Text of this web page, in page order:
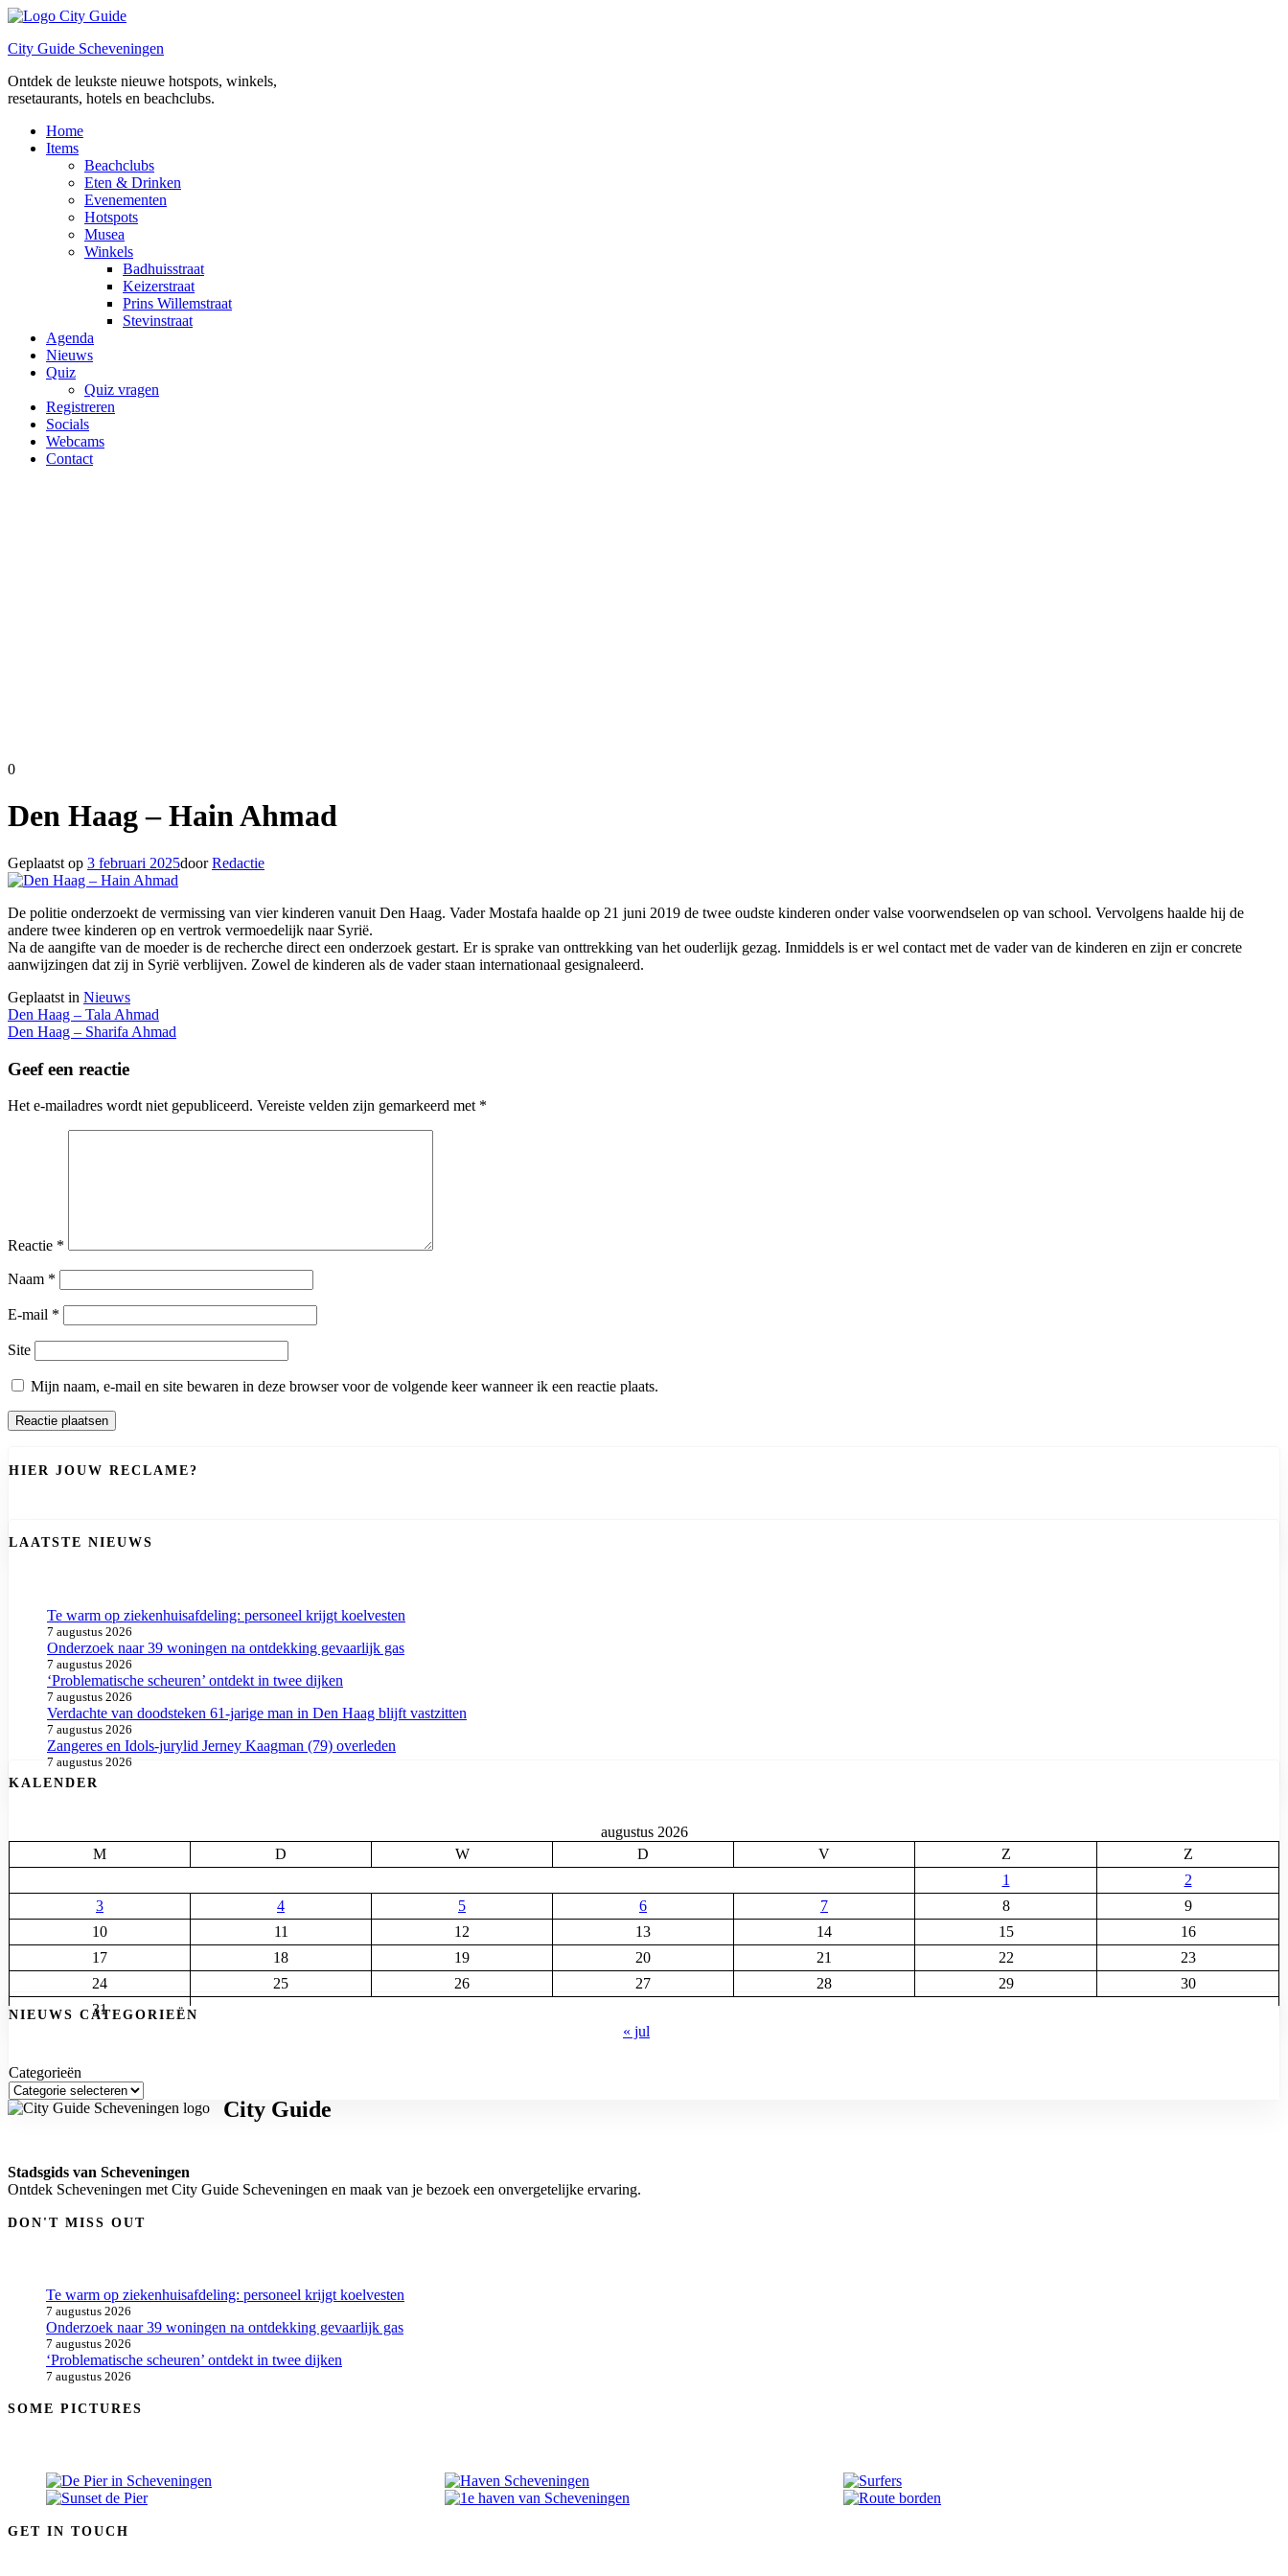
Ga
de
City Guide Scheveningen
Ontdek de leukste nieuwe hotspots, winkels,
resetaurants, hotels en beachclubs.
Home
Items
Beachclubs
Eten & Drinken
Evenementen
Hotspots
Musea
Winkels
Badhuisstraat
Keizerstraat
Prins Willemstraat
Stevinstraat
Agenda
Nieuws
Quiz
Quiz vragen
Registreren
Socials
Webcams
Contact
0
Den Haag – Hain Ahmad
Geplaatst op 3 februari 2025door Redactie
De politie onderzoekt de vermissing van vier kinderen vanuit Den Haag. Vader Mostafa haalde op 21 juni 2019 de twee oudste kinderen onder valse voorwendselen op van school. Vervolgens haalde hij de
andere twee kinderen op en vertrok vermoedelijk naar Syrië.
Na de aangifte van de moeder is de recherche direct een onderzoek gestart. Er is sprake van onttrekking van het ouderlijk gezag. Inmiddels is er wel contact met de vader van de kinderen en zijn er concrete
aanwijzingen dat zij in Syrië verblijven. Zowel de kinderen als de vader staan internationaal gesignaleerd.
Geplaatst in Nieuws
Berichtnavigatie
Den Haag – Tala Ahmad
Den Haag – Sharifa Ahmad
Geef een reactie
Het e-mailadres wordt niet gepubliceerd. Vereiste velden zijn gemarkeerd met *
Reactie *
Naam *
E-mail *
Site
Mijn naam, e-mail en site bewaren in deze browser voor de volgende keer wanneer ik een reactie plaats.
HIER JOUW RECLAME?
LAATSTE NIEUWS
Te warm op ziekenhuisafdeling: personeel krijgt koelvesten
7 augustus 2026
Onderzoek naar 39 woningen na ontdekking gevaarlijk gas
7 augustus 2026
‘Problematische scheuren’ ontdekt in twee dijken
7 augustus 2026
Verdachte van doodsteken 61-jarige man in Den Haag blijft vastzitten
7 augustus 2026
Zangeres en Idols-jurylid Jerney Kaagman (79) overleden
7 augustus 2026
KALENDER
augustus 2026
M
D W D V Z
Z
1
2
3
4 5 6 7 8
9
10
11 12 13 14 15
16
17
18 19 20 21 22
23
24
25 26 27 28 29
30
31
« jul
NIEUWS CATEGORIEËN
Categorieën
City Guide
Stadsgids van Scheveningen
Ontdek Scheveningen met City Guide Scheveningen en maak van je bezoek een onvergetelijke ervaring.
DON'T MISS OUT
Te warm op ziekenhuisafdeling: personeel krijgt koelvesten
7 augustus 2026
Onderzoek naar 39 woningen na ontdekking gevaarlijk gas
7 augustus 2026
‘Problematische scheuren’ ontdekt in twee dijken
7 augustus 2026
SOME PICTURES
GET IN TOUCH